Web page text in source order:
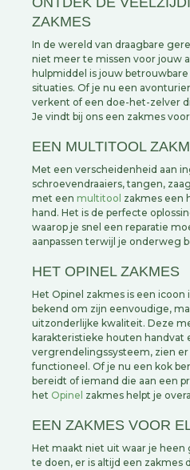
ZAKMES
In de wereld van draagbare
niet meer te missen voor jouw
hulpmiddel is jouw
situaties. Of je nu een
verkent of een doe-het-zelver
Je vindt bij ons een zakmes
EEN MULTITOOL
Met een verscheidenheid aan
schroevendraaiers, tangen,
met een multitool zakmes een
hand. Het is de perfecte
waarop je snel een reparatie
aanpassen terwijl je onderweg
HET OPINEL ZAKMES
Het Opinel zakmes is een
bekend om zijn eenvoudige,
uitzonderlijke kwaliteit. Deze
karakteristieke houten handvat
vergrendelingssysteem, zien er
functioneel. Of je nu een kok
bereidt of iemand die aan een
het Opinel zakmes helpt je
EEN ZAKMES VOOR
Het maakt niet uit waar je heen
te doen, er is altijd een zakmes